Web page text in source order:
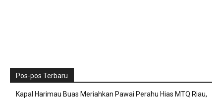
Pos-pos Terbaru
Kapal Harimau Buas Meriahkan Pawai Perahu Hias MTQ Riau,